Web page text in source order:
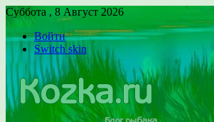
Суббота , 8 Август 2026
Войти
Switch skin